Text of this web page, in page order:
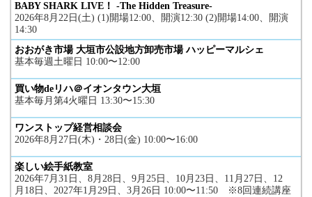
BABY SHARK LIVE！ -The Hidden Treasure-
2026年8月22日(土) (1)開場12:00、開演12:30 (2)開場14:00、開演
14:30
おおがき市場 大垣市公設地方卸売市場 ハッピーマルシェ
基本毎週土曜日 10:00〜12:00
買い物deリハ＠イオンタウン大垣
基本毎月第4火曜日 13:30〜15:30
ワンストップ経営相談会
2026年8月27日(木)・28日(金) 10:00〜16:00
楽しい絵手紙教室
2026年7月31日、8月28日、9月25日、10月23日、11月27日、12
月18日、2027年1月29日、3月26日 10:00〜11:50 ※8回連続講座